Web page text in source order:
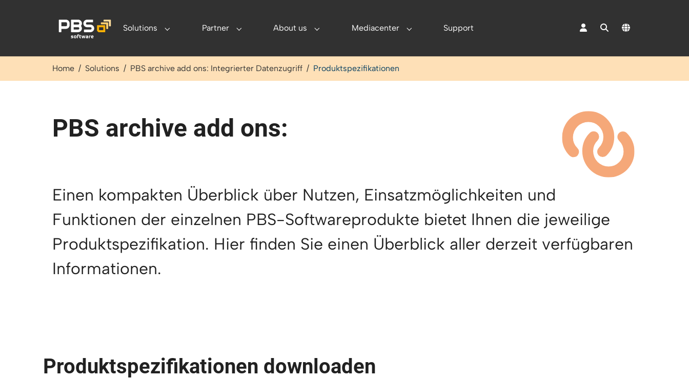
Solutions
Submenu for "Solutions"
Partner
Submenu for "Partner"
About us
Submenu for "About us"
Mediacenter
Submenu for "Mediacenter"
Support
Home Solutions PBS archive add ons: Integrierter Datenzugriff Produktspezifikationen
PBS archive add ons:
Einen kompakten Überblick über Nutzen, Einsatzmöglichkeiten und
Funktionen der einzelnen PBS-Softwareprodukte bietet Ihnen die jeweilige
Produktspezifikation. Hier finden Sie einen Überblick aller derzeit verfügbaren
Informationen.
Produktspezifikationen downloaden